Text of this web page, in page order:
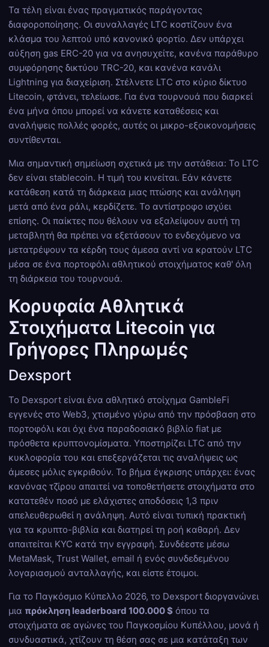
Τα τέλη είναι ένας πραγματικός παράγοντας
διαφοροποίησης. Οι συναλλαγές LTC κοστίζουν ένα
κλάσμα του λεπτού υπό κανονικό φορτίο. Δεν υπάρχει
αύξηση gas ERC-20 για να ανησυχείτε, κανένα παράθυρο
συμφόρησης δικτύου TRC-20, και κανένα κανάλι
Lightning για διαχείριση. Στέλνετε LTC στο κύριο δίκτυο
Litecoin, φτάνει, τελείωσε. Για ένα τουρνουά που διαρκεί
ένα μήνα όπου μπορεί να κάνετε καταθέσεις και
αναλήψεις πολλές φορές, αυτές οι μικρο-εξοικονομήσεις
συντίθενται.
Μια σημαντική σημείωση σχετικά με την αστάθεια: Το LTC
δεν είναι stablecoin. Η τιμή του κινείται. Εάν κάνετε
κατάθεση κατά τη διάρκεια μιας πτώσης και ανάληψη
μετά από ένα ράλι, κερδίζετε. Το αντίστροφο ισχύει
επίσης. Οι παίκτες που θέλουν να εξαλείψουν αυτή τη
μεταβλητή θα πρέπει να εξετάσουν το ενδεχόμενο να
μετατρέψουν τα κέρδη τους άμεσα αντί να κρατούν LTC
μέσα σε ένα πορτοφόλι αθλητικού στοιχήματος καθ' όλη
τη διάρκεια του τουρνουά.
Κορυφαία Αθλητικά
Στοιχήματα Litecoin για
Γρήγορες Πληρωμές
Dexsport
Το Dexsport είναι ένα αθλητικό στοίχημα GambleFi
εγγενές στο Web3, χτισμένο γύρω από την πρόσβαση στο
πορτοφόλι και όχι ένα παραδοσιακό βιβλίο fiat με
πρόσθετα κρυπτονομίσματα. Υποστηρίζει LTC από την
κυκλοφορία του και επεξεργάζεται τις αναλήψεις ως
άμεσες μόλις εγκριθούν. Το βήμα έγκρισης υπάρχει: ένας
κανόνας τζίρου απαιτεί να τοποθετήσετε στοιχήματα στο
κατατεθέν ποσό με ελάχιστες αποδόσεις 1,3 πριν
απελευθερωθεί η ανάληψη. Αυτό είναι τυπική πρακτική
για τα κρυπτο-βιβλία και διατηρεί τη ροή καθαρή. Δεν
απαιτείται KYC κατά την εγγραφή. Συνδέεστε μέσω
MetaMask, Trust Wallet, email ή ενός συνδεδεμένου
λογαριασμού ανταλλαγής, και είστε έτοιμοι.
Για το Παγκόσμιο Κύπελλο 2026, το Dexsport διοργανώνει
μια πρόκληση leaderboard 100.000 $ όπου τα
στοιχήματα σε αγώνες του Παγκοσμίου Κυπέλλου, μονά ή
συνδυαστικά, χτίζουν τη θέση σας σε μια κατάταξη των